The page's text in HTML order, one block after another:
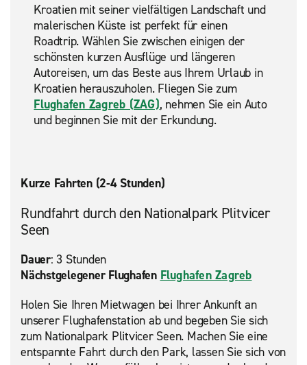
Kroatien mit seiner vielfältigen Landschaft und
malerischen Küste ist perfekt für einen
Roadtrip. Wählen Sie zwischen einigen der
schönsten kurzen Ausflüge und längeren
Autoreisen, um das Beste aus Ihrem Urlaub in
Kroatien herauszuholen. Fliegen Sie zum
Flughafen Zagreb (ZAG), nehmen Sie ein Auto
und beginnen Sie mit der Erkundung.
Kurze Fahrten (2-4 Stunden)
Rundfahrt durch den Nationalpark Plitvicer
Seen
Dauer: 3 Stunden
Nächstgelegener Flughafen Flughafen Zagreb
Holen Sie Ihren Mietwagen bei Ihrer Ankunft an
unserer Flughafenstation ab und begeben Sie sich
zum Nationalpark Plitvicer Seen. Machen Sie eine
entspannte Fahrt durch den Park, lassen Sie sich von